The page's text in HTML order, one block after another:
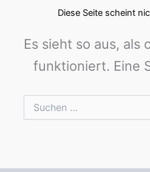
Diese Seite scheint
Es sieht so aus, als
funktioniert. Eine
Suchen
nach: